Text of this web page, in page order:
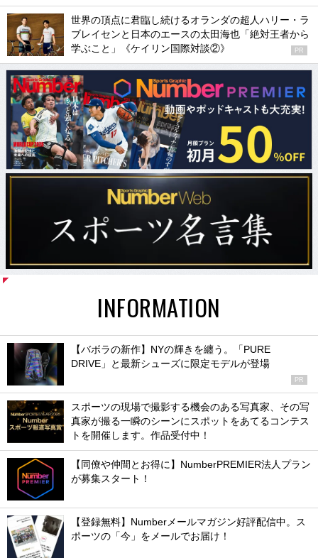
世界の頂点に君臨し続けるオランダの超人ハリー・ラ
ブレイセンと日本のエースの太田海也「絶対王者から
学ぶこと」《ケイリン国際対談②》
PR
INFORMATION
【バボラの新作】NYの輝きを纏う。「PURE
DRIVE」と最新シューズに限定モデルが登場
PR
スポーツの現場で撮影する機会のある写真家、その写
真家が撮る一瞬のシーンにスポットをあてるコンテス
トを開催します。作品受付中！
【同僚や仲間とお得に】NumberPREMIER法人プラン
が募集スタート！
【登録無料】Numberメールマガジン好評配信中。ス
ポーツの「今」をメールでお届け！